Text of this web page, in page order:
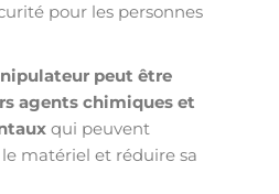
pour les personnes
peut être
agents chimiques et
qui peuvent
matériel et réduire sa